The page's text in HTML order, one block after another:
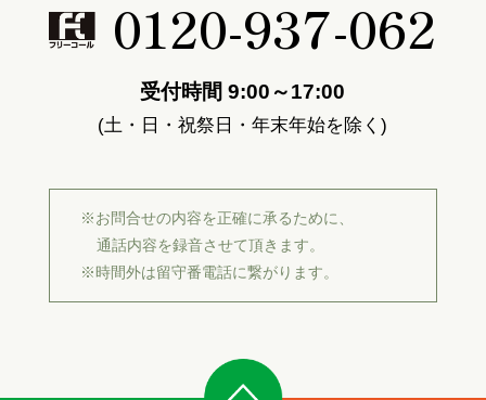
0120-937-062
受付時間 9:00～17:00
(土・日・祝祭日・年末年始を除く)
※お問合せの内容を正確に承るために、
通話内容を録音させて頂きます。
※時間外は留守番電話に繋がります。